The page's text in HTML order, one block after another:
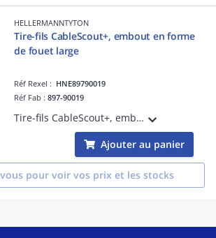
HELLERMANNTYTON
Tire-fils CableScout+, embout en forme
de fouet large
Réf Rexel : HNE89790019
Réf Fab :897-90019
Tire-fils CableScout+, embout en forme de fouet large, plastique, noir
Ajouter au panier
pour voir vos prix et les stocks